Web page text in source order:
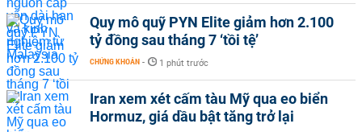
Quy mô quỹ PYN Elite giảm hơn 2.100
tỷ đồng sau tháng 7 ‘tồi tệ’
CHỨNG KHOÁN - 1 phút trước
Iran xem xét cấm tàu Mỹ qua eo biển
Hormuz, giá dầu bật tăng trở lại